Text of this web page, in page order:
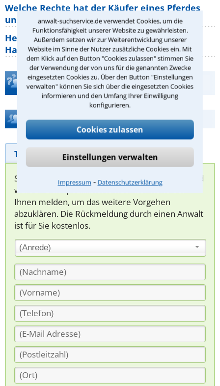
anwalt-suchservice.de verwendet Cookies, um die
Funktionsfähigkeit unserer Website zu gewährleisten.
Außerdem setzen wir zur Weiterentwicklung unserer
Website im Sinne der Nutzer zusätzliche Cookies ein. Mit
dem Klick auf den Button "Cookies zulassen" stimmen Sie
der Verwendung der von uns für die genannten Zwecke
eingesetzten Cookies zu. Über den Button "Einstellungen
verwalten" können Sie sich über die eingesetzten Cookies
informieren und den Umfang Ihrer Einwilligung
konfigurieren.
Cookies zulassen
Einstellungen verwalten
Impressum ⁃ Datenschutzerklärung
Welche Rechte hat der Käufer eines Pferdes
und wie macht man sie
Heizungsaustausch abgesagt: Was müssen
Hauseigentümer jetzt zum Thema
Teste Dein Rechtswissen
Hilfe bei Ihrer Anwaltsuche?
Telefonhilfe Beratungsanfrage
Sie können hier Ihren Fall schildern. Anschließend
werden sich spezialisierte Rechtsanwälte bei
Ihnen melden, um das weitere Vorgehen
abzuklären. Die Rückmeldung durch einen Anwalt
ist für Sie kostenlos.
(Anrede)